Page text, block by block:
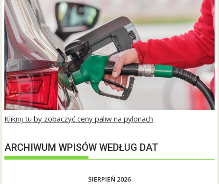
Kliknij tu by zobaczyć ceny paliw na pylonach
ARCHIWUM WPISÓW WEDŁUG DAT
SIERPIEŃ 2026